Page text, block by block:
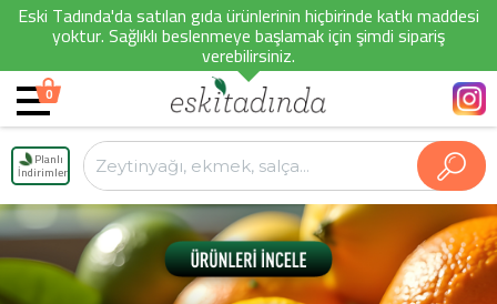
Eski Tadında'da satılan gıda ürünlerinin hiçbirinde katkı maddesi
yoktur. Sağlıklı beslenmeye başlamak için şimdi sipariş
verebilirsiniz.
0
Planlı
İndirimler